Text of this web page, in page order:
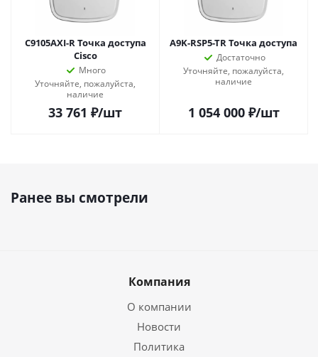
C9105AXI-R Точка доступа
Cisco
Много
Уточняйте, пожалуйста,
наличие
33 761 ₽/шт
A9K-RSP5-TR Точка доступа
Достаточно
Уточняйте, пожалуйста,
наличие
1 054 000₽/шт
Ранее вы смотрели
Компания
О компании
Новости
Политика